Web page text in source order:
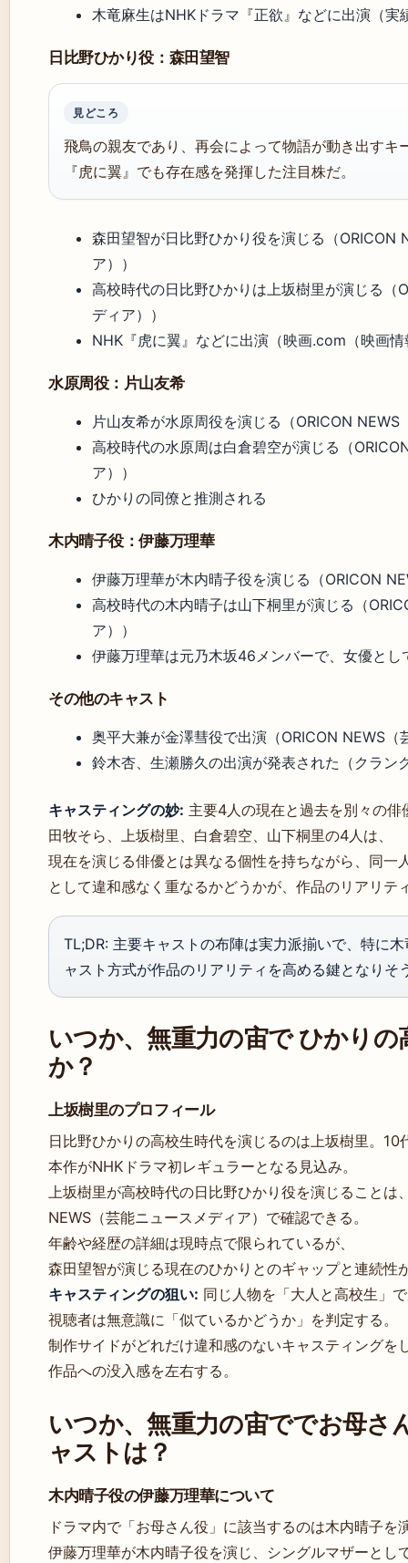
木竜麻生はNHKドラマ『正欲』などに出演（実
日比野ひかり役：森田望智
見どころ
飛鳥の親友であり、再会によって物語が動き出すキ
『虎に翼』でも存在感を発揮した注目株だ。
森田望智が日比野ひかり役を演じる（ORICON
ア））
高校時代の日比野ひかりは上坂樹里が演じる（
ディア））
NHK『虎に翼』などに出演（映画.com（映画
水原周役：片山友希
片山友希が水原周役を演じる（ORICON
高校時代の水原周は白倉碧空が演じる（
ア））
ひかりの同僚と推測される
木内晴子役：伊藤万理華
伊藤万理華が木内晴子役を演じる（ORICON
高校時代の木内晴子は山下桐里が演じる（
ア））
伊藤万理華は元乃木坂46メンバーで、女優とし
その他のキャスト
奥平大兼が金澤彗役で出演（ORICON NEWS（
鈴木杏、生瀬勝久の出演が発表された（クラン
キャスティングの妙: 主要4人の現在と過去を別々の
田牧そら、上坂樹里、白倉碧空、山下桐里の4人は、
現在を演じる俳優とは異なる個性を持ちながら、同一
として違和感なく重なるかどうかが、作品のリアリテ
TL;DR: 主要キャストの布陣は実力派揃いで、特に
ャスト方式が作品のリアリティを高める鍵となりそ
いつか、無重力の宙で ひかり
か？
上坂樹里のプロフィール
日比野ひかりの高校生時代を演じるのは上坂樹里。10
本作がNHKドラマ初レギュラーとなる見込み。
上坂樹里が高校時代の日比野ひかり役を演じることは
NEWS（芸能ニュースメディア）で確認できる。
年齢や経歴の詳細は現時点で限られているが、
森田望智が演じる現在のひかりとのギャップと連続性
キャスティングの狙い: 同じ人物を「大人と高校生」
視聴者は無意識に「似ているかどうか」を判定する。
制作サイドがどれだけ違和感のないキャスティングを
作品への没入感を左右する。
いつか、無重力の宙ででお母さ
ャストは？
木内晴子役の伊藤万理華について
ドラマ内で「お母さん役」に該当するのは木内晴子を
伊藤万理華が木内晴子役を演じ、シングルマザーとし